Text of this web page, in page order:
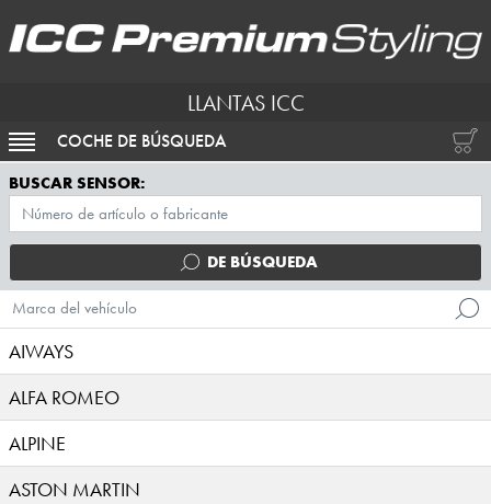
LLANTAS ICC
ACTIVAR NAVEGACIÓN
COCHE DE BÚSQUEDA
BUSCAR SENSOR:
DE BÚSQUEDA
Marca del vehículo
AIWAYS
ALFA ROMEO
ALPINE
ASTON MARTIN